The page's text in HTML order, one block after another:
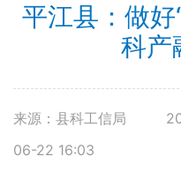
平江县：做好
科产
来源：县科工信局
06-22 16:03